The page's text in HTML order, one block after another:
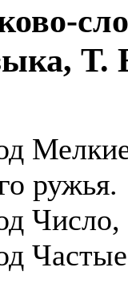
ружья.
Число,